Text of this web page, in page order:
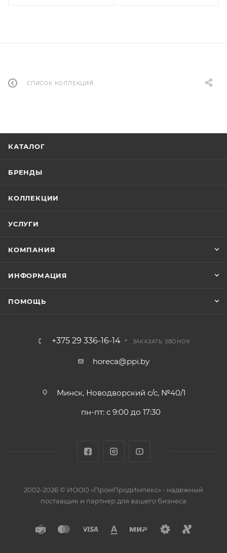
СПИСОК КОЛЛЕКЦИЙ
КАТАЛОГ
БРЕНДЫ
КОЛЛЕКЦИИ
УСЛУГИ
КОМПАНИЯ
ИНФОРМАЦИЯ
ПОМОЩЬ
+375 29 336-16-14 ЗАКАЗАТЬ ЗВОНОК
horeca@ppi.by
Минск, Новодворский с/с, №40/1
пн-пт: с 9:00 до 17:30
2002-2026 © ИООО «ПромПродИмпекс» - надежный
поставщик и партнер для вашего бизнеса